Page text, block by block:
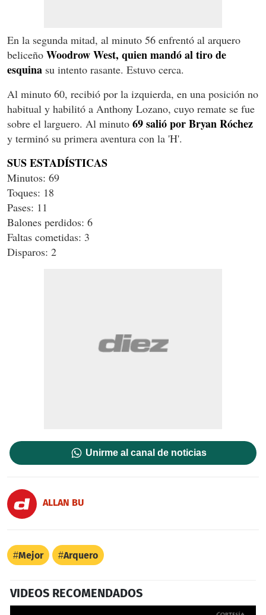
En la segunda mitad, al minuto 56 enfrentó al arquero
beliceño Woodrow West, quien mandó al tiro de
esquina su intento rasante. Estuvo cerca.
Al minuto 60, recibió por la izquierda, en una posición no
habitual y habilitó a Anthony Lozano, cuyo remate se fue
sobre el larguero. Al minuto 69 salió por Bryan Róchez
y terminó su primera aventura con la 'H'.
SUS ESTADÍSTICAS
Minutos: 69
Toques: 18
Pases: 11
Balones perdidos: 6
Faltas cometidas: 3
Disparos: 2
Unirme al canal de noticias
ALLAN BU
Mejor Arquero
VIDEOS RECOMENDADOS